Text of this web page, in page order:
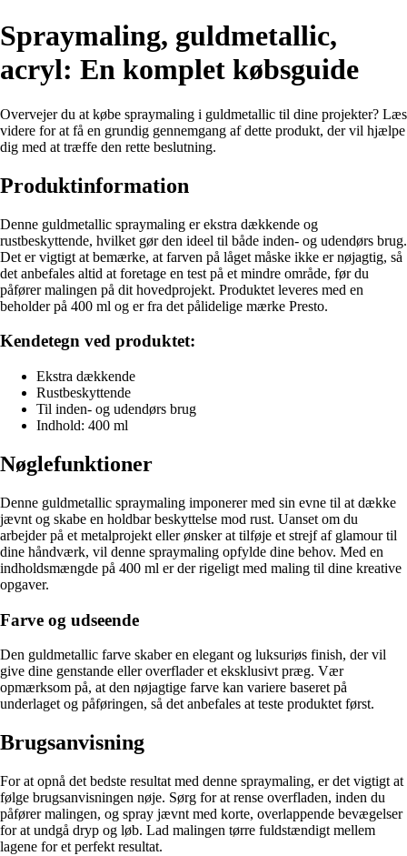
Spraymaling, guldmetallic,
acryl: En komplet købsguide
Overvejer du at købe spraymaling i guldmetallic til dine projekter? Læs
videre for at få en grundig gennemgang af dette produkt, der vil hjælpe
dig med at træffe den rette beslutning.
Produktinformation
Denne guldmetallic spraymaling er ekstra dækkende og
rustbeskyttende, hvilket gør den ideel til både inden- og udendørs brug.
Det er vigtigt at bemærke, at farven på låget måske ikke er nøjagtig, så
det anbefales altid at foretage en test på et mindre område, før du
påfører malingen på dit hovedprojekt. Produktet leveres med en
beholder på 400 ml og er fra det pålidelige mærke Presto.
Kendetegn ved produktet:
Ekstra dækkende
Rustbeskyttende
Til inden- og udendørs brug
Indhold: 400 ml
Nøglefunktioner
Denne guldmetallic spraymaling imponerer med sin evne til at dække
jævnt og skabe en holdbar beskyttelse mod rust. Uanset om du
arbejder på et metalprojekt eller ønsker at tilføje et strejf af glamour til
dine håndværk, vil denne spraymaling opfylde dine behov. Med en
indholdsmængde på 400 ml er der rigeligt med maling til dine kreative
opgaver.
Farve og udseende
Den guldmetallic farve skaber en elegant og luksuriøs finish, der vil
give dine genstande eller overflader et eksklusivt præg. Vær
opmærksom på, at den nøjagtige farve kan variere baseret på
underlaget og påføringen, så det anbefales at teste produktet først.
Brugsanvisning
For at opnå det bedste resultat med denne spraymaling, er det vigtigt at
følge brugsanvisningen nøje. Sørg for at rense overfladen, inden du
påfører malingen, og spray jævnt med korte, overlappende bevægelser
for at undgå dryp og løb. Lad malingen tørre fuldstændigt mellem
lagene for et perfekt resultat.